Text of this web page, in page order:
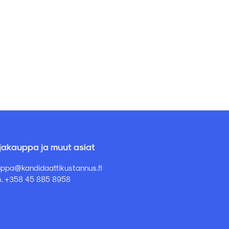
ja muut asiat
+358 45 885 8958